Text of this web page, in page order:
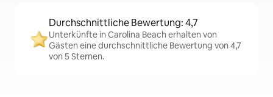
Durchschnittliche Bewertung: 4,7
Unterkünfte in Carolina Beach erhalten von
Gästen eine durchschnittliche Bewertung von 4,7
von 5 Sternen.